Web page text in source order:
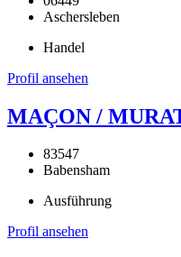
Aschersleben
Handel
Profil ansehen
MAÇON /
83547
Babensham
Ausführung
Profil ansehen